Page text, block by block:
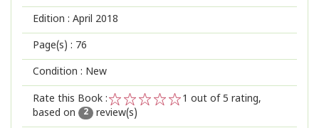
Edition : April 2018
Page(s) : 76
Condition : New
Rate this Book :
2
1
1 out of 5 rating,
based on
2 review(s)